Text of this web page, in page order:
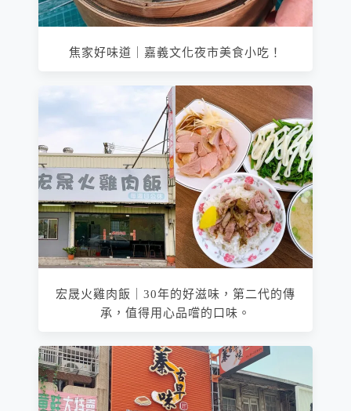
焦家好味道｜嘉義文化夜市美食小吃！
宏晟火雞肉飯｜30年的好滋味，第二代的傳
承，值得用心品嚐的口味。